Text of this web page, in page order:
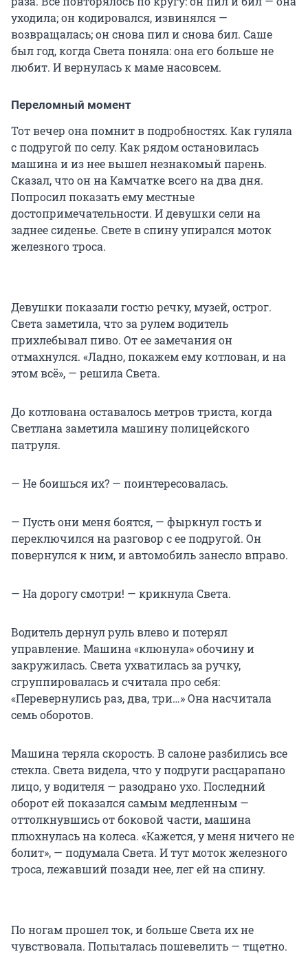
уходила; он кодировался, извинялся —
возвращалась; он снова пил и снова бил. Саше
был год, когда Света поняла: она его больше не
любит. И вернулась к маме насовсем.
Переломный момент
Тот вечер она помнит в подробностях. Как гуляла
с подругой по селу. Как рядом остановилась
машина и из нее вышел незнакомый парень.
Сказал, что он на Камчатке всего на два дня.
Попросил показать ему местные
достопримечательности. И девушки сели на
заднее сиденье. Свете в спину упирался моток
железного троса.
Девушки показали гостю речку, музей, острог.
Света заметила, что за рулем водитель
прихлебывал пиво. От ее замечания он
отмахнулся. «Ладно, покажем ему котлован, и на
этом всё», — решила Света.
До котлована оставалось метров триста, когда
Светлана заметила машину полицейского
патруля.
— Не боишься их? — поинтересовалась.
— Пусть они меня боятся, — фыркнул гость и
переключился на разговор с ее подругой. Он
повернулся к ним, и автомобиль занесло вправо.
— На дорогу смотри! — крикнула Света.
Водитель дернул руль влево и потерял
управление. Машина «клюнула» обочину и
закружилась. Света ухватилась за ручку,
сгруппировалась и считала про себя:
«Перевернулись раз, два, три…» Она насчитала
семь оборотов.
Машина теряла скорость. В салоне разбились все
стекла. Света видела, что у подруги расцарапано
лицо, у водителя — разодрано ухо. Последний
оборот ей показался самым медленным —
оттолкнувшись от боковой части, машина
плюхнулась на колеса. «Кажется, у меня ничего не
болит», — подумала Света. И тут моток железного
троса, лежавший позади нее, лег ей на спину.
По ногам прошел ток, и больше Света их не
чувствовала. Попыталась пошевелить — тщетно.